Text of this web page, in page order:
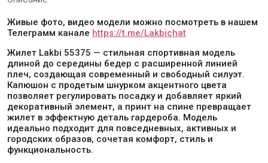
Живые фото, видео модели можно посмотреть в нашем
Телеграмм канале https://t.me/Lakbichat
Жилет Lakbi 55375 — стильная спортивная модель
длиной до середины бедер с расширенной линией
плеч, создающая современный и свободный силуэт.
Капюшон с продетым шнурком акцентного цвета
позволяет регулировать посадку и добавляет яркий
декоративный элемент, а принт на спине превращает
жилет в эффектную деталь гардероба. Модель
идеально подходит для повседневных, активных и
городских образов, сочетая комфорт, стиль и
функциональность.